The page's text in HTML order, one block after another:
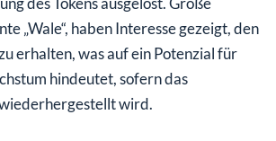
„Wale“, haben Interesse gezeigt, den
erhalten, was auf ein Potenzial für
hindeutet, sofern das
wird.